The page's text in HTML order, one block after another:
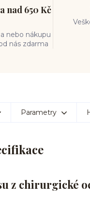
nad 650 Kč
nebo nákupu
nás zdarma
Parametry
z chirurgické